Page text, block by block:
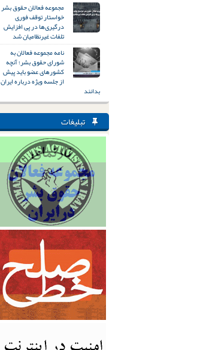
مجموعه فعالان حقوق بشر
خواستار توقف فوری
درگیری‌ها در پی افزایش
تلفات غیرنظامیان شد
نامه مجموعه فعالان به
شورای حقوق بشر؛ آنچه
کشورهای عضو باید پیش
از جلسه ویژه درباره ایران
بدانند
تبلیغات